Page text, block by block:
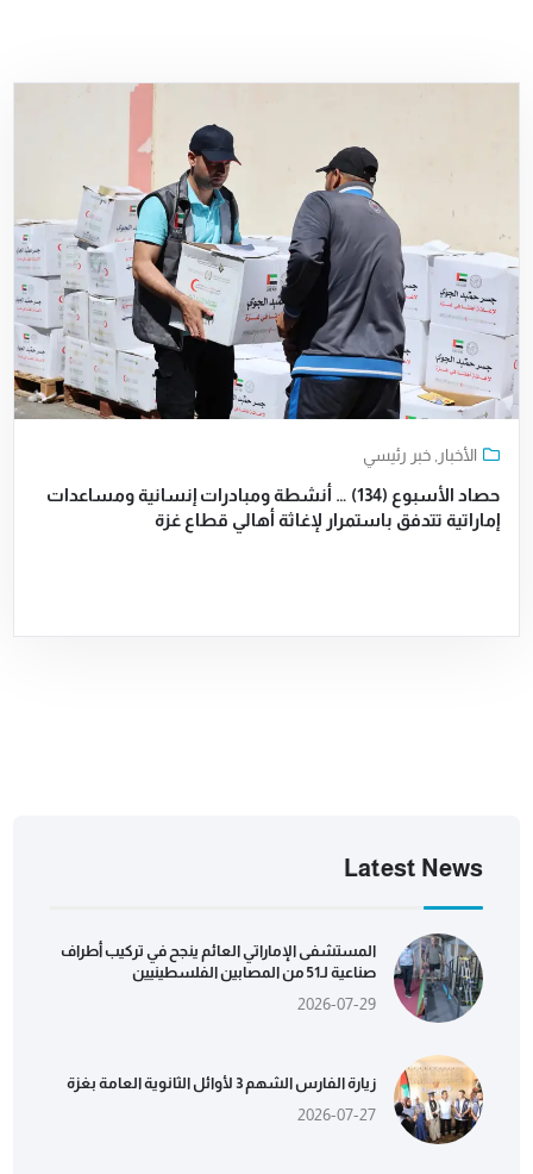
الأخبار ,خبر رئيسي
حصاد الأسبوع (134) … أنشطة ومبادرات إنسانية ومساعدات
إماراتية تتدفق باستمرار لإغاثة أهالي قطاع غزة
Latest News
المستشفى الإماراتي العائم ينجح في تركيب أطراف
صناعية لـ51 من المصابين الفلسطينيين
2026-07-29
زيارة الفارس الشهم 3 لأوائل الثانوية العامة بغزة
2026-07-27